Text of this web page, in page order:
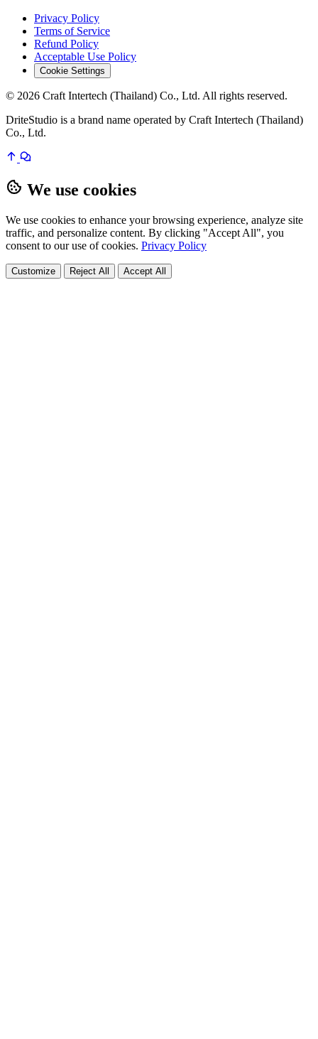
Privacy Policy
Terms of Service
Refund Policy
Acceptable Use Policy
Cookie Settings
© 2026 Craft Intertech (Thailand) Co., Ltd. All rights reserved.
DriteStudio is a brand name operated by Craft Intertech (Thailand)
Co., Ltd.
We use cookies
We use cookies to enhance your browsing experience, analyze site
traffic, and personalize content. By clicking "Accept All", you
consent to our use of cookies. Privacy Policy
Customize Reject All Accept All